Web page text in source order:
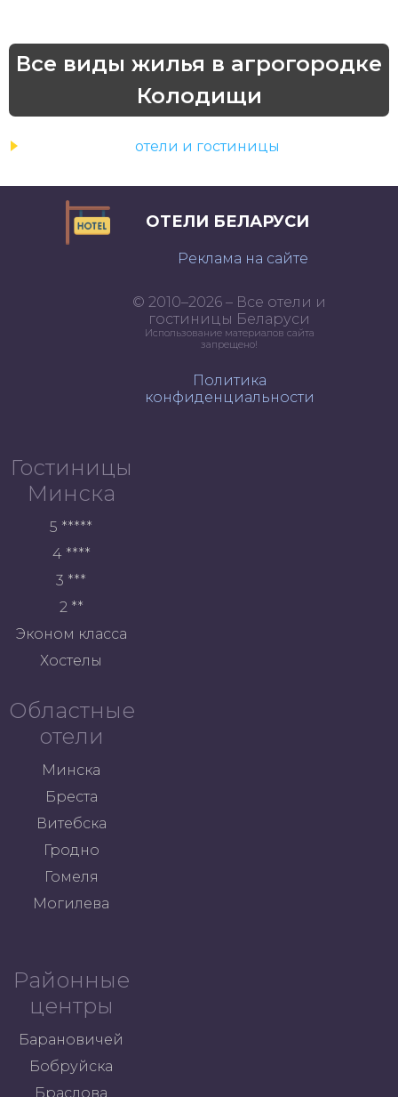
Все виды жилья в агрогородке
Колодищи
отели и гостиницы
ОТЕЛИ БЕЛАРУСИ
Реклама на сайте
© 2010–2026 – Все отели и
гостиницы Беларуси
Использование материалов сайта
запрещено!
Политика
конфиденциальности
Гостиницы
Минска
5 *****
4 ****
3 ***
2 **
Эконом класса
Хостелы
Областные
отели
Минска
Бреста
Витебска
Гродно
Гомеля
Могилева
Районные
центры
Барановичей
Бобруйска
Браслова